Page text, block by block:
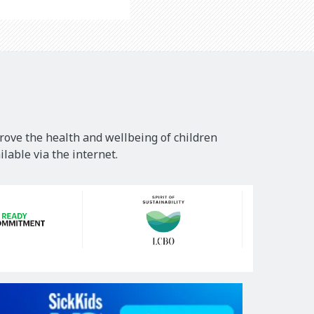
the health and wellbeing of children
via the internet.